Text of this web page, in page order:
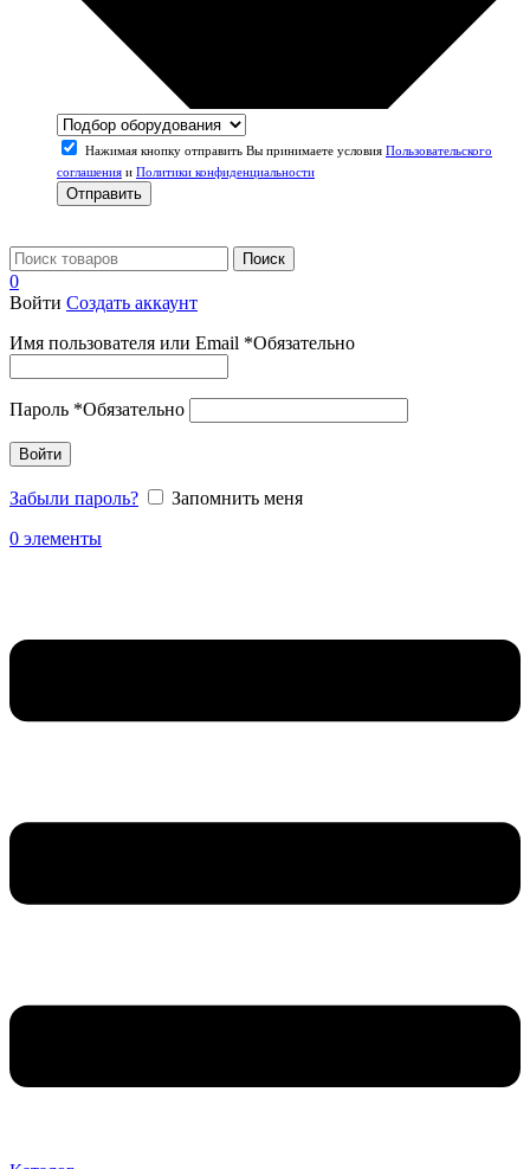
Нажимая кнопку отправить Вы принимаете условия Пользовательского
соглашения и Политики конфиденциальности
Отправить
Поиск
0
Войти Создать аккаунт
Имя пользователя или Email *Обязательно
Пароль *Обязательно
Войти
Забыли пароль?
Запомнить меня
0 элементы